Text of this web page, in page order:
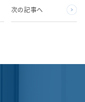
次の記事へ